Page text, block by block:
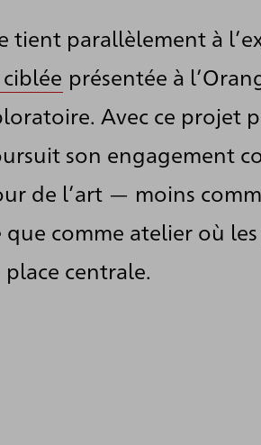
tient parallèlement à
présentée à
Avec ce projet
son engagement
de l’art — moins
que comme atelier où
centrale.